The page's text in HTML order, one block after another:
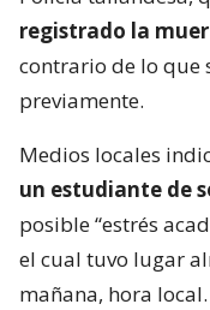
registrado la
contrario de lo que
previamente.
Medios locales
un estudiante de
posible “estrés
el cual tuvo lugar
mañana, hora local.